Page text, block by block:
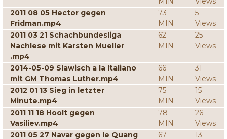
2011 08 05 Hector gegen
Fridman.mp4
73
MIN
5
Views
2011 03 21 Schachbundesliga
Nachlese mit Karsten Mueller
.mp4
62
MIN
25
Views
2014-05-09 Slawisch a la Italiano
mit GM Thomas Luther.mp4
66
MIN
31
Views
2012 01 13 Sieg in letzter
Minute.mp4
75
MIN
15
Views
2011 11 18 Hoolt gegen
Vasiliev.mp4
78
MIN
26
Views
2011 05 27 Navar gegen le Quang
67 13